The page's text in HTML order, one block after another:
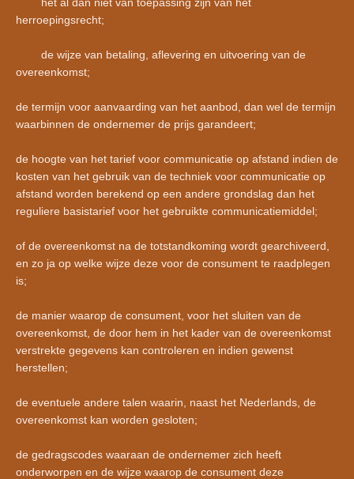
herroepingsrecht;
de wijze van betaling, aflevering en uitvoering van de
overeenkomst;
de termijn voor aanvaarding van het aanbod, dan wel de termijn
waarbinnen de ondernemer de prijs garandeert;
de hoogte van het tarief voor communicatie op afstand indien de
kosten van het gebruik van de techniek voor communicatie op
afstand worden berekend op een andere grondslag dan het
reguliere basistarief voor het gebruikte communicatiemiddel;
of de overeenkomst na de totstandkoming wordt gearchiveerd,
en zo ja op welke wijze deze voor de consument te raadplegen
is;
de manier waarop de consument, voor het sluiten van de
overeenkomst, de door hem in het kader van de overeenkomst
verstrekte gegevens kan controleren en indien gewenst
herstellen;
de eventuele andere talen waarin, naast het Nederlands, de
overeenkomst kan worden gesloten;
de gedragscodes waaraan de ondernemer zich heeft
onderworpen en de wijze waarop de consument deze